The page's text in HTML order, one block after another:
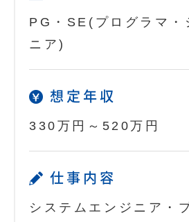
PG・SE(プログラマ・
ニア)
想定年収
330万円～520万円
仕事内容
システムエンジニア・